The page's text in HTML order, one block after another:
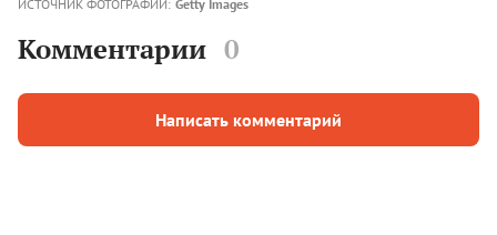
ИСТОЧНИК ФОТОГРАФИЙ: Getty Images
Комментарии 0
Написать комментарий